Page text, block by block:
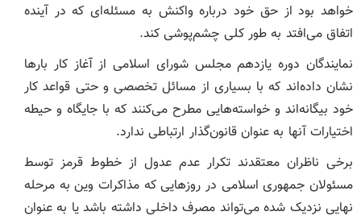
خواهد بود از حق خود درباره واکنش به مسئله‌ای که در آینده
اتفاق می‌افتد به طور کلی چشم‌پوشی کند.
نمایندگان دوره یازدهم مجلس شورای اسلامی از آغاز کار بارها
نشان داده‌اند که با بسیاری از مسائل تخصصی و حتی قواعد کار
خود بیگانه‌اند و خواسته‌هایی مطرح می‌کنند که با جایگاه و حیطه
اختیارات آنها به عنوان قانون‌گذار ارتباطی ندارد.
برخی ناظران معتقدند تکرار عدم عدول از خطوط قرمز توسط
مسئولان جمهوری اسلامی در روزهایی که مذاکرات وین به مرحله
نهایی نزدیک شده می‌تواند مصرف داخلی داشته باشد یا به عنوان